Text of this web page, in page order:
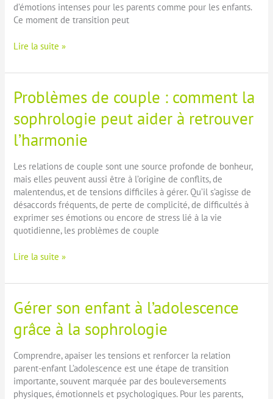
d’émotions intenses pour les parents comme pour les enfants.
Ce moment de transition peut
Vivre
séparation
son
:
accompagner
ce
passage
avec
la
sophrologie
Lire la suite »
Problèmes de couple : comment la
sophrologie peut aider à retrouver
l’harmonie
Les relations de couple sont une source profonde de bonheur,
mais elles peuvent aussi être à l’origine de conflits, de
malentendus, et de tensions difficiles à gérer. Qu’il s’agisse de
désaccords fréquents, de perte de complicité, de difficultés à
exprimer ses émotions ou encore de stress lié à la vie
quotidienne, les problèmes de couple
Problèmes
couple
comment
sophrologie
aider
à
retrouver
l’harmonie
Lire la suite »
Gérer son enfant à l’adolescence
grâce à la sophrologie
Comprendre, apaiser les tensions et renforcer la relation
parent-enfant L’adolescence est une étape de transition
importante, souvent marquée par des bouleversements
physiques, émotionnels et psychologiques. Pour les parents,